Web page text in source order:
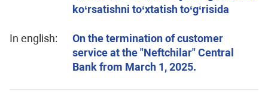
ko‘rsatishni to‘xtatish to‘g‘risida
In english:
On the termination of customer
service at the "Neftchilar" Central
Bank from March 1, 2025.